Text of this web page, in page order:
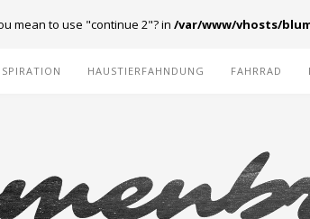
mean to use "continue 2"? in /var/www/vhosts/
HAUSTIERFAHNDUNG FAHRRAD